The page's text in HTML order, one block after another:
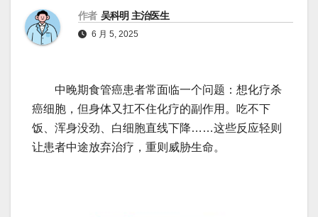
作者 吴科明 主治医生
6 月 5, 2025
中晚期食管癌患者常面临一个问题：想化疗杀
癌细胞，但身体又扛不住化疗的副作用。吃不下
饭、浑身没劲、白细胞直线下降……这些反应轻则
让患者中途放弃治疗，重则威胁生命。